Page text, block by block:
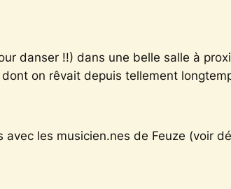
danser !!) dans une belle salle à
on rêvait depuis tellement
avec les musicien.nes de Feuze (voir